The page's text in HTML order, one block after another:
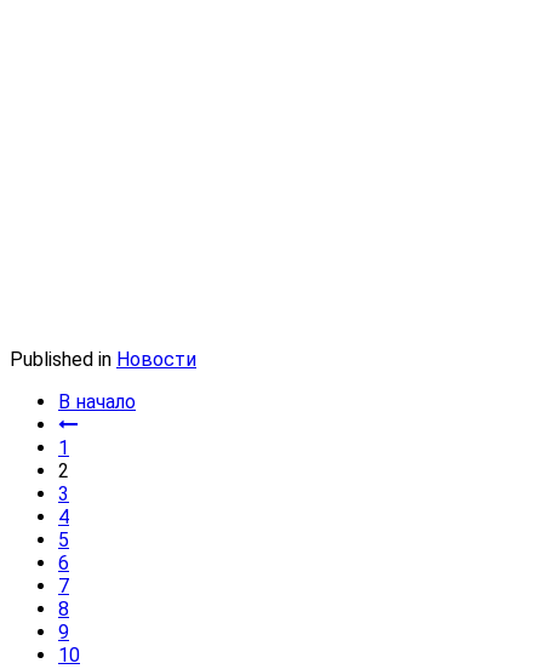
Published in Новости
В начало
1
2
3
4
5
6
7
8
9
10